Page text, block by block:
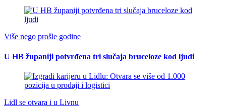
Više nego prošle godine
U HB županiji potvrđena tri slučaja bruceloze kod ljudi
Lidl se otvara i u Livnu